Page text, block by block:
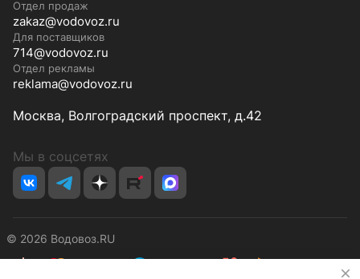
Отдел продаж
zakaz@vodovoz.ru
Для поставщиков
714@vodovoz.ru
Отдел рекламы
reklama@vodovoz.ru
Москва, Волгоградский проспект, д.42
Мы в соцсетях
© 2026 Водовоз.RU